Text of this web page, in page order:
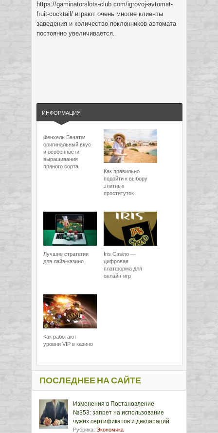
https://gaminatorslots-club.com/igrovoj-avtomat-
fruit-cocktail/ играют очень многие клиенты
заведения и количество поклонников автомата
постоянно увеличивается.
ИНФОРМАЦИЯ
Фенхель Бачата:
оригинальный вкус
и особенности
выращивания
пряного сорта
Как правильно
подойти к выбору
элитных
проституток
Лучшие стратегии
для лайв-казино
Iris Casino —
цифровая
платформа для
онлайн-игр
Как работают
уровни VIP в казино
ПОСЛЕДНЕЕ НА САЙТЕ
Изменения в Постановление
№353: запрет на использование
чужих сертификатов и деклараций
Рубрика: Экономика